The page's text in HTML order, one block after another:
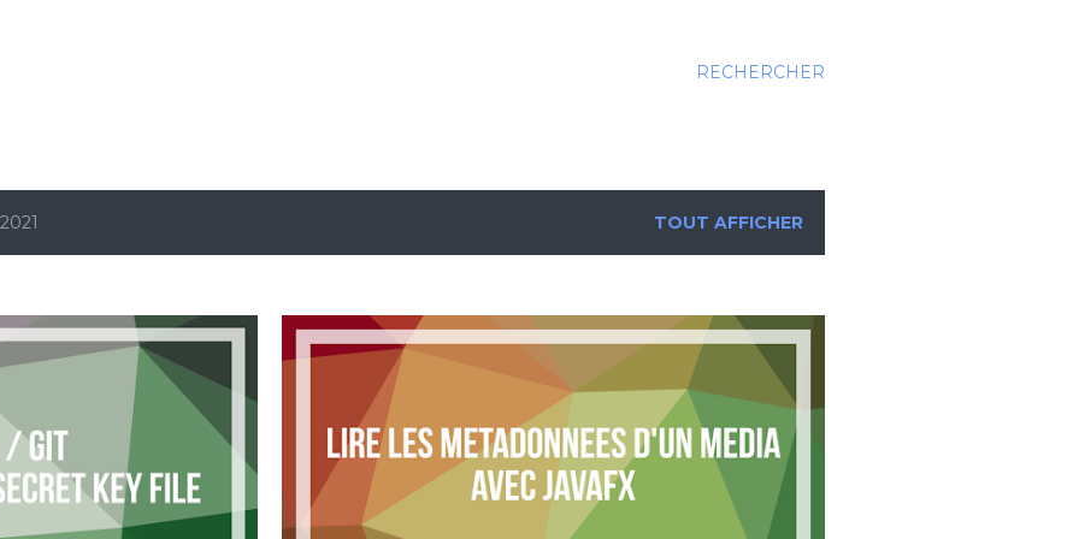
RECHERCHER
TOUT AFFICHER